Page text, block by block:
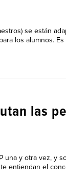
se están
los alumnos.
las
una y otra vez, y
entiendan el